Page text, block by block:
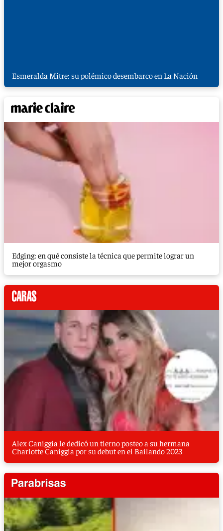
Esmeralda Mitre: su polémico desembarco en La Nación
Edging: en qué consiste la técnica que permite lograr un
mejor orgasmo
Alex Caniggia le dedicó un tierno posteo a su hermana
Charlotte Caniggia por su debut en el Bailando 2023